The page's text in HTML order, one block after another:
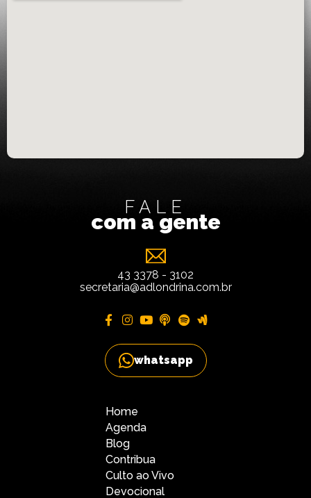
FALE
com a gente
43 3378 - 3102
secretaria@adlondrina.com.br
whatsapp
Home
Agenda
Blog
Contribua
Culto ao Vivo
Devocional